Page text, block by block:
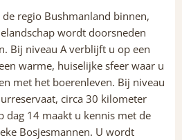
regio Bushmanland binnen,
wordt doorsneden
Bij niveau A verblijft u op een
warme, huiselijke sfeer waar u
met het boerenleven. Bij niveau
circa 30 kilometer
dag 14 maakt u kennis met de
Bosjesmannen. U wordt